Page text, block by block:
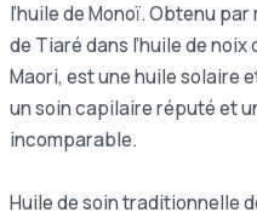
l’huile de Monoï. Obtenu
de Tiaré dans l’huile de
Maori, est une huile solaire
un soin capilaire réputé et
incomparable.
Huile de soin traditionnelle